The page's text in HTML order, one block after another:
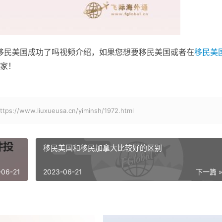
美国成功了吗视频介绍，如果您想要移民美国或者在移民美
！
www.liuxueusa.cn/yiminsh/1972.html
21